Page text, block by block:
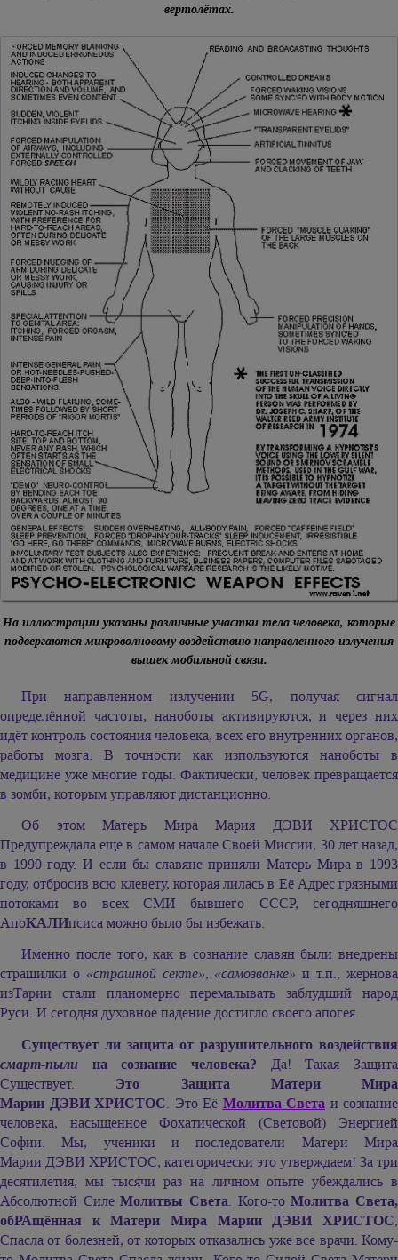
вертолётах.
На иллюстрации указаны различные участки тела человека, которые
подвергаются микроволновому воздействию направленного излучения
вышек мобильной связи.
При направленном излучении 5G, получая сигнал
определённой частоты, наноботы активируются, и через них
идёт контроль состояния человека, всех его внутренних органов,
работы мозга. В точности как изпользуются наноботы в
медицине уже многие годы. Фактически, человек превращается
в зомби, которым управляют дистанционно.
Об этом Матерь Мира Мария ДЭВИ ХРИСТОС
Предупреждала ещё в самом начале Своей Миссии, 30 лет назад,
в 1990 году. И если бы славяне приняли Матерь Мира в 1993
году, отбросив всю клевету, которая лилась в Её Адрес грязными
потоками во всех СМИ бывшего СССР, сегодняшнего
АпоКАЛИпсиса можно было бы избежать.
Именно после того, как в сознание славян были внедрены
страшилки о «страшной секте», «самозванке»и т.п., жернова
изТарии стали планомерно перемалывать заблудший народ
Руси. И сегодня духовное падение достигло своего апогея.
Существует ли защита от разрушительного воздействия
смарт-пыли на сознание человека? Да! Такая Защита
Существует. Это Защита Матери Мира
Марии ДЭВИ ХРИСТОС. Это Её Молитва Света и сознание
человека, насыщенное Фохатической (Световой) Энергией
Софии. Мы, ученики и последователи Матери Мира
Марии ДЭВИ ХРИСТОС, категорически это утверждаем! За три
десятилетия, мы тысячи раз на личном опыте убеждались в
Абсолютной СилеМолитвы Света. Кого-тоМолитва Света,
обРАщённая к Матери Мира Марии ДЭВИ ХРИСТОС,
Спасла от болезней, от которых отказались уже все врачи. Кому-